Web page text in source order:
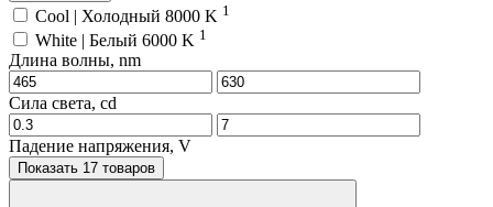
Cool | Холодный 8000 K 1
White | Белый 6000 K 1
Длина волны, nm
Сила света, cd
Падение напряжения, V
Показать 17 товаров